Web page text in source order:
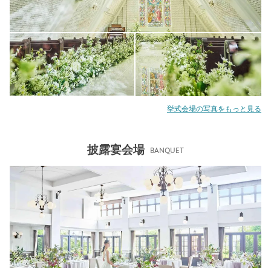
挙式会場の写真をもっと見る
披露宴会場 BANQUET